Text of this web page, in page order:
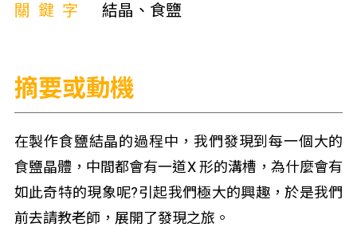
關鍵字
結晶、食鹽
摘要或動機
在製作食鹽結晶的過程中，我們發現到每一個大的
食鹽晶體，中間都會有一道X 形的溝槽，為什麼會有
如此奇特的現象呢?引起我們極大的興趣，於是我們
前去請教老師，展開了發現之旅。